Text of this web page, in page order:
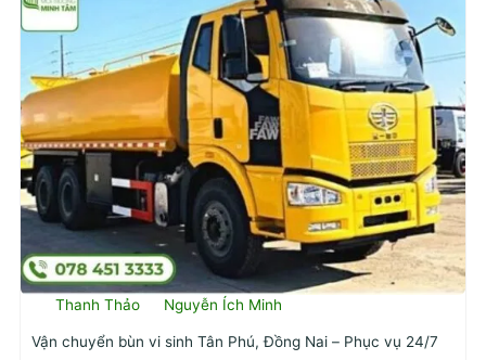
Thanh Thảo Nguyễn Ích Minh
Vận chuyển bùn vi sinh Tân Phú, Đồng Nai – Phục vụ 24/7